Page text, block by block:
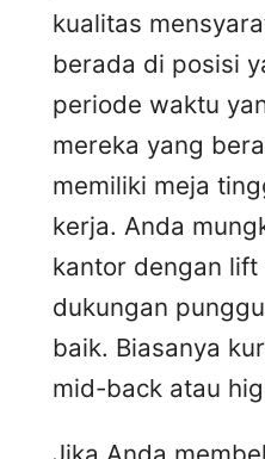
kualitas
berada di posisi
periode waktu
mereka yang
memiliki meja
kerja. Anda
kantor dengan
dukungan
baik. Biasanya
mid-back atau